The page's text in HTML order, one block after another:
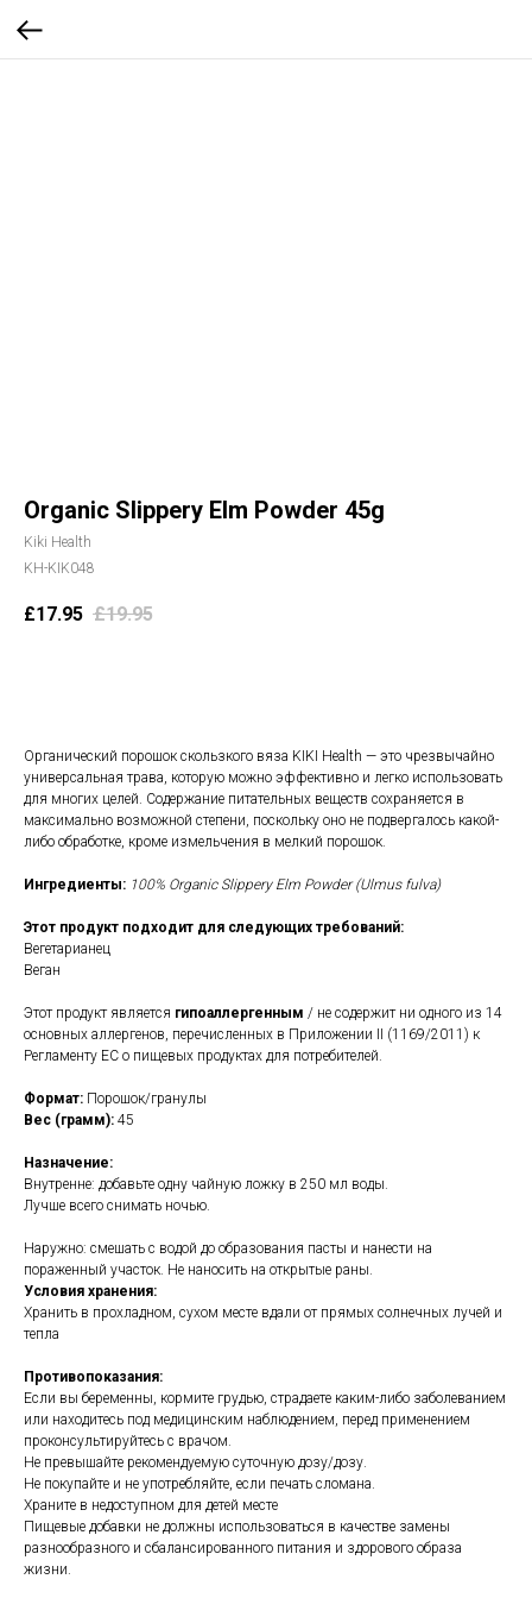
Organic Slippery Elm Powder 45g
Kiki Health
KH-KIK048
£17.95 £19.95
Органический порошок скользкого вяза KIKI Health — это чрезвычайно
универсальная трава, которую можно эффективно и легко использовать
для многих целей. Содержание питательных веществ сохраняется в
максимально возможной степени, поскольку оно не подвергалось какой-
либо обработке, кроме измельчения в мелкий порошок.
Ингредиенты: 100% Organic Slippery Elm Powder (Ulmus fulva)
Этот продукт подходит для следующих требований:
Вегетарианец
Веган
Этот продукт является гипоаллергенным / не содержит ни одного из 14
основных аллергенов, перечисленных в Приложении II (1169/2011) к
Регламенту ЕС о пищевых продуктах для потребителей.
Формат: Порошок/гранулы
Вес (грамм): 45
Назначение:
Внутренне: добавьте одну чайную ложку в 250 мл воды.
Лучше всего снимать ночью.
Наружно: смешать с водой до образования пасты и нанести на
пораженный участок. Не наносить на открытые раны.
Условия хранения:
Хранить в прохладном, сухом месте вдали от прямых солнечных лучей и
тепла
Противопоказания:
Если вы беременны, кормите грудью, страдаете каким-либо заболеванием
или находитесь под медицинским наблюдением, перед применением
проконсультируйтесь с врачом.
Не превышайте рекомендуемую суточную дозу/дозу.
Не покупайте и не употребляйте, если печать сломана.
Храните в недоступном для детей месте
Пищевые добавки не должны использоваться в качестве замены
разнообразного и сбалансированного питания и здорового образа
жизни.